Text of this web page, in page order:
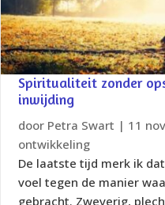
Spiritualiteit zonder
inwijding
door Petra Swart | 11
ontwikkeling
De laatste tijd merk ik
voel tegen de manier
gebracht. Zweverig,